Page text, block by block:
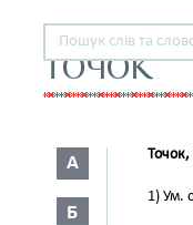
ТОЧОК
А
Б
Точок,
1) Ум.